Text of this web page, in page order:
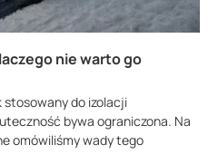
nie warto go
stosowany do izolacji
bywa ograniczona. Na
omówiliśmy wady tego